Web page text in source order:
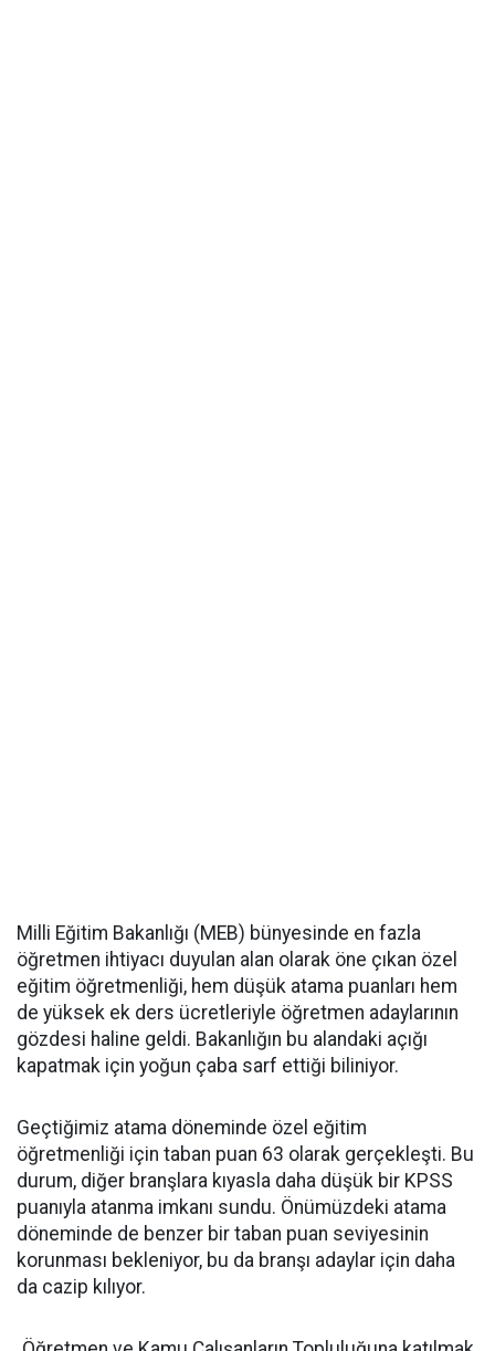
Milli Eğitim Bakanlığı (MEB) bünyesinde en fazla
öğretmen ihtiyacı duyulan alan olarak öne çıkan özel
eğitim öğretmenliği, hem düşük atama puanları hem
de yüksek ek ders ücretleriyle öğretmen adaylarının
gözdesi haline geldi. Bakanlığın bu alandaki açığı
kapatmak için yoğun çaba sarf ettiği biliniyor.
Geçtiğimiz atama döneminde özel eğitim
öğretmenliği için taban puan 63 olarak gerçekleşti. Bu
durum, diğer branşlara kıyasla daha düşük bir KPSS
puanıyla atanma imkanı sundu. Önümüzdeki atama
döneminde de benzer bir taban puan seviyesinin
korunması bekleniyor, bu da branşı adaylar için daha
da cazip kılıyor.